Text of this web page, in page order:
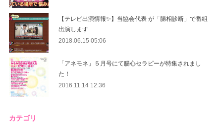
【テレビ出演情報✨】当協会代表 が「腸相診断」で番組
出演します
2018.06.15 05:06
「アネモネ」５月号にて腸心セラピーが特集されまし
た！
2016.11.14 12:36
カテゴリ